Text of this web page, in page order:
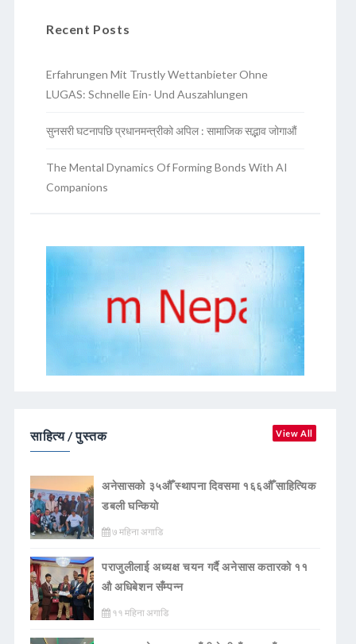
Recent Posts
Erfahrungen Mit Trustly Wettanbieter Ohne
LUGAS: Schnelle Ein- Und Auszahlungen
सुनसरी घटनापछि प्रधानमन्त्रीको अपिल : सामाजिक सद्भाव जोगाऔं
The Mental Dynamics Of Forming Bonds With AI
Companions
साहित्य / पुस्तक View All
अनेसासको ३५औँ स्थापना दिवसमा १६६औँ साहित्यिक
डबली घन्कियाे
७ महिना अगाडि
पराजुलीलाई अध्यक्ष चयन गर्दै अनेसास कतारको ११
औ अधिबेशन सँम्पन्न
११ महिना अगाडि